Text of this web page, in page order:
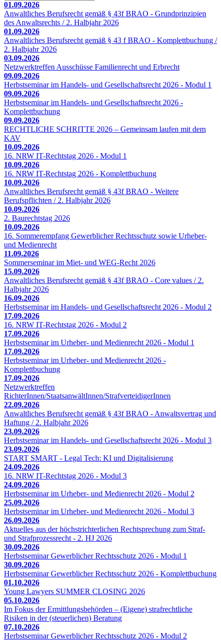
01.09.2026
Anwaltliches Berufsrecht gemäß § 43f BRAO - Grundprinzipien
des Anwaltsrechts / 2. Halbjahr 2026
01.09.2026
Anwaltliches Berufsrecht gemäß § 43 f BRAO - Komplettbuchung /
2. Halbjahr 2026
03.09.2026
Netzwerktreffen Ausschüsse Familienrecht und Erbrecht
09.09.2026
Herbstseminar im Handels- und Gesellschaftsrecht 2026 - Modul 1
09.09.2026
Herbstseminar im Handels- und Gesellschaftsrecht 2026 -
Komplettbuchung
09.09.2026
RECHTLICHE SCHRITTE 2026 – Gemeinsam laufen mit dem
KAV
10.09.2026
16. NRW IT-Rechtstag 2026 - Modul 1
10.09.2026
16. NRW IT-Rechtstag 2026 - Komplettbuchung
10.09.2026
Anwaltliches Berufsrecht gemäß § 43f BRAO - Weitere
Berufspflichten / 2. Halbjahr 2026
10.09.2026
2. Baurechtstag 2026
10.09.2026
16. Sommerempfang Gewerblicher Rechtsschutz sowie Urheber-
und Medienrecht
11.09.2026
Sommerseminar im Miet- und WEG-Recht 2026
15.09.2026
Anwaltliches Berufsrecht gemäß § 43f BRAO - Core values / 2.
Halbjahr 2026
16.09.2026
Herbstseminar im Handels- und Gesellschaftsrecht 2026 - Modul 2
17.09.2026
16. NRW IT-Rechtstag 2026 - Modul 2
17.09.2026
Herbstseminar im Urheber- und Medienrecht 2026 - Modul 1
17.09.2026
Herbstseminar im Urheber- und Medienrecht 2026 -
Komplettbuchung
17.09.2026
Netzwerktreffen
RichterInnen/StaatsanwältInnen/StrafverteidigerInnen
22.09.2026
Anwaltliches Berufsrecht gemäß § 43f BRAO - Anwaltsvertrag und
Haftung / 2. Halbjahr 2026
23.09.2026
Herbstseminar im Handels- und Gesellschaftsrecht 2026 - Modul 3
23.09.2026
START SMART - Legal Tech: KI und Digitalisierung
24.09.2026
16. NRW IT-Rechtstag 2026 - Modul 3
24.09.2026
Herbstseminar im Urheber- und Medienrecht 2026 - Modul 2
25.09.2026
Herbstseminar im Urheber- und Medienrecht 2026 - Modul 3
26.09.2026
Aktuelles aus der höchstrichterlichen Rechtsprechung zum Straf-
und Strafprozessrecht - 2. HJ 2026
30.09.2026
Herbstseminar Gewerblicher Rechtsschutz 2026 - Modul 1
30.09.2026
Herbstseminar Gewerblicher Rechtsschutz 2026 - Komplettbuchung
01.10.2026
Young Lawyers SUMMER CLOSING 2026
05.10.2026
Im Fokus der Ermittlungsbehörden – (Eigene) strafrechtliche
Risiken in der (steuerlichen) Beratung
07.10.2026
Herbstseminar Gewerblicher Rechtsschutz 2026 - Modul 2